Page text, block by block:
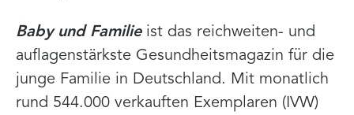
Baby und Familieist das reichweiten- und
auflagenstärkste Gesundheitsmagazin für die
junge Familie in Deutschland. Mit monatlich
rund 544.000 verkauften Exemplaren (IVW)